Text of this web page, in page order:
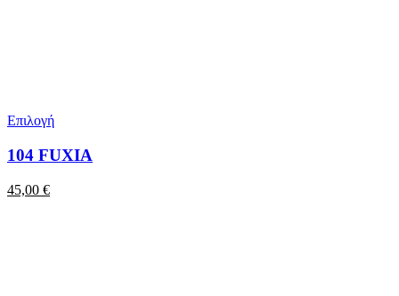
Επιλογή
104 FUXIA
45,00 €